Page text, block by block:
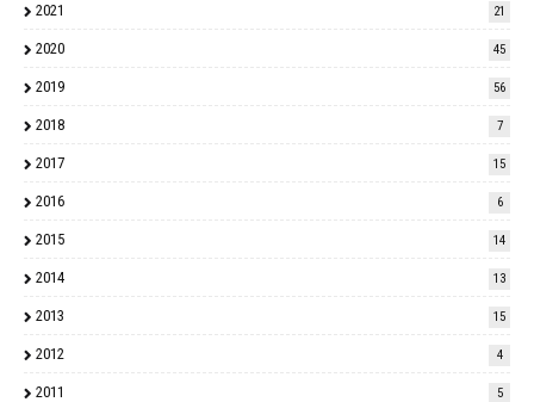
2021 21
2020 45
2019 56
2018 7
2017 15
2016 6
2015 14
2014 13
2013 15
2012 4
2011 5